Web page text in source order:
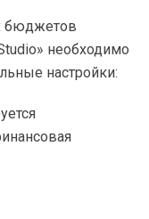
бюджетов
необходимо
настройки: